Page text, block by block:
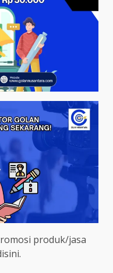
produk/jasa